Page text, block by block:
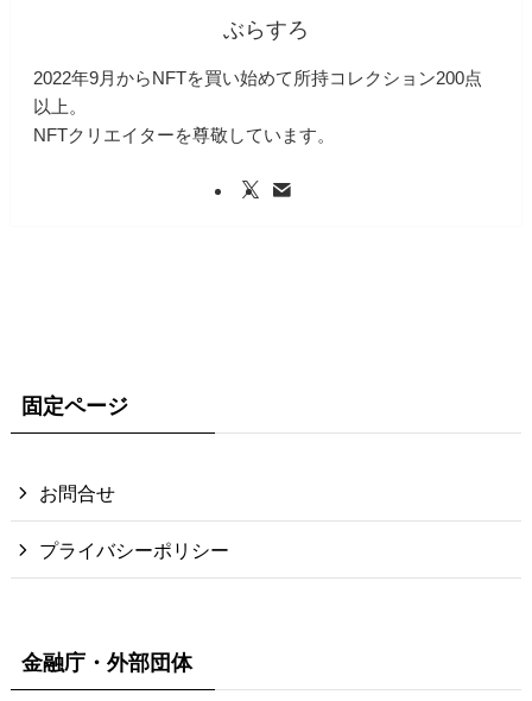
ぶらすろ
2022年9月からNFTを買い始めて所持コレクション200点
以上。
NFTクリエイターを尊敬しています。
固定ページ
お問合せ
プライバシーポリシー
金融庁・外部団体